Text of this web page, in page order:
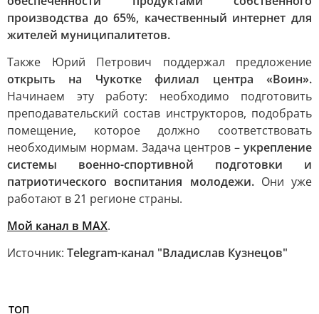
производства до 65%, качественный интернет для
жителей муниципалитетов.
Также Юрий Петрович поддержал предложение
открыть на Чукотке филиал центра «Воин».
Начинаем эту работу: необходимо подготовить
преподавательский состав инструкторов, подобрать
помещение, которое должно соответствовать
необходимым нормам. Задача центров – укрепление
системы военно-спортивной подготовки и
патриотического воспитания молодежи. Они уже
работают в 21 регионе страны.
Мой канал в MAX.
Источник: Telegram-канал "Владислав Кузнецов"
ТОП